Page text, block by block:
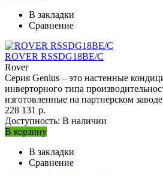
В закладки
Сравнение
ROVER RSSDG18BE/C
Rover
Серия Genius – это настенные
инверторного типа
изготовленные на партнерском
228 131 р.
Доступность: В наличии
В корзину
В закладки
Сравнение